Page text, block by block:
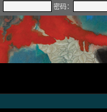
密码：